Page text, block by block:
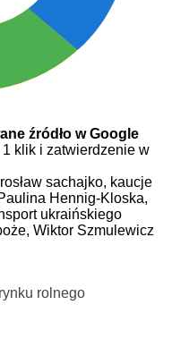
źródło w Google
klik i zatwierdzenie w
sachajko, kaucje
Hennig-Kloska,
ukraińskiego
Wiktor Szmulewicz
rolnego